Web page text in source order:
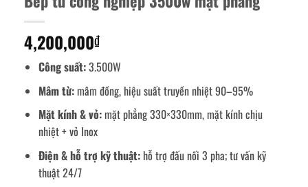
4,200,000₫
Công suất:3.500W
Mâm từ:mâm đồng, hiệu suất truyền nhiệt 90–95%
Mặt kính & vỏ:mặt phẳng 330×330mm, mặt kính chịu
nhiệt + vỏ Inox
Điện & hỗ trợ kỹ thuật:hỗ trợ đấu nối 3 pha; tư vấn kỹ
thuật 24/7